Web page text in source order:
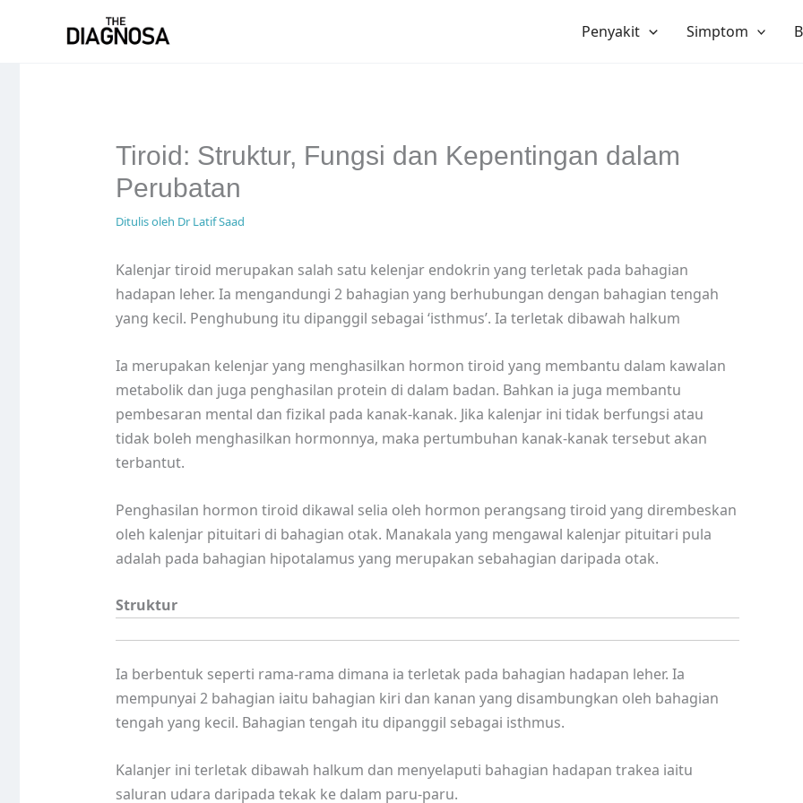
Penyakit Simptom
Tiroid: Struktur, Fungsi dan Kepentingan dalam
Perubatan
Ditulis oleh Dr Latif Saad
Kalenjar tiroid merupakan salah satu kelenjar endokrin yang terletak pada bahagian
hadapan leher. Ia mengandungi 2 bahagian yang berhubungan dengan bahagian tengah
yang kecil. Penghubung itu dipanggil sebagai ‘isthmus’. Ia terletak dibawah halkum
Ia merupakan kelenjar yang menghasilkan hormon tiroid yang membantu dalam kawalan
metabolik dan juga penghasilan protein di dalam badan. Bahkan ia juga membantu
pembesaran mental dan fizikal pada kanak-kanak. Jika kalenjar ini tidak berfungsi atau
tidak boleh menghasilkan hormonnya, maka pertumbuhan kanak-kanak tersebut akan
terbantut.
Penghasilan hormon tiroid dikawal selia oleh hormon perangsang tiroid yang dirembeskan
oleh kalenjar pituitari di bahagian otak. Manakala yang mengawal kalenjar pituitari pula
adalah pada bahagian hipotalamus yang merupakan sebahagian daripada otak.
Struktur
Ia berbentuk seperti rama-rama dimana ia terletak pada bahagian hadapan leher. Ia
mempunyai 2 bahagian iaitu bahagian kiri dan kanan yang disambungkan oleh bahagian
tengah yang kecil. Bahagian tengah itu dipanggil sebagai isthmus.
Kalanjer ini terletak dibawah halkum dan menyelaputi bahagian hadapan trakea iaitu
saluran udara daripada tekak ke dalam paru-paru.